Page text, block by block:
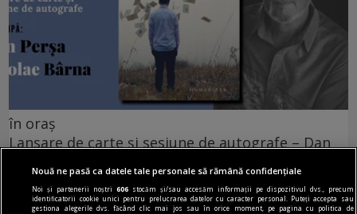
în oraș
Lansare de carte și sesiune de autografe – Dan
Vă invităm joi, 15 februarie, de la ora 18, la
Librăria Humanitas de la Cişmigiu (bd. Regina
Nouă ne pasă ca datele tale personale să rămână confidențiale
Noi și partenerii noștri606 stocăm și/sau accesăm informații pe dispozitivul dvs., precum
identificatorii cookie unici pentru prelucrarea datelor cu caracter personal. Puteți accepta sau
gestiona alegerile dvs. făcând clic mai jos sau în orice moment, pe pagina cu politica de